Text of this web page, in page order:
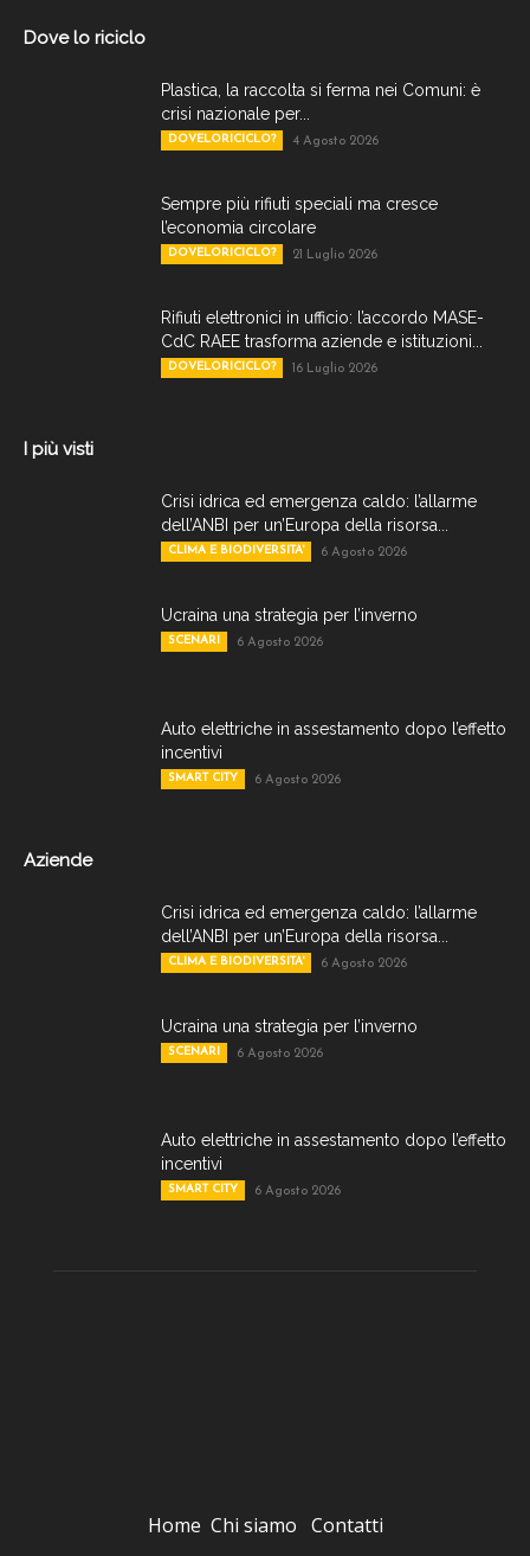
Dove lo riciclo
Plastica, la raccolta si ferma nei Comuni: è
crisi nazionale per...
DOVELORICICLO? 4 Agosto 2026
Sempre più rifiuti speciali ma cresce
l’economia circolare
DOVELORICICLO? 21 Luglio 2026
Rifiuti elettronici in ufficio: l’accordo MASE-
CdC RAEE trasforma aziende e istituzioni...
DOVELORICICLO? 16 Luglio 2026
I più visti
Crisi idrica ed emergenza caldo: l’allarme
dell’ANBI per un’Europa della risorsa...
CLIMA E BIODIVERSITA' 6 Agosto 2026
Ucraina una strategia per l’inverno
SCENARI 6 Agosto 2026
Auto elettriche in assestamento dopo l’effetto
incentivi
SMART CITY 6 Agosto 2026
Aziende
Crisi idrica ed emergenza caldo: l’allarme
dell’ANBI per un’Europa della risorsa...
CLIMA E BIODIVERSITA' 6 Agosto 2026
Ucraina una strategia per l’inverno
SCENARI 6 Agosto 2026
Auto elettriche in assestamento dopo l’effetto
incentivi
SMART CITY 6 Agosto 2026
Home Chi siamo Contatti